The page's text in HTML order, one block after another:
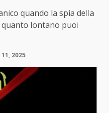
quando la spia della
quanto lontano puoi
2025